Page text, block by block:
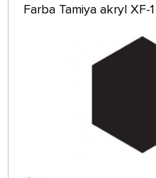
Farba Tamiya akryl XF-